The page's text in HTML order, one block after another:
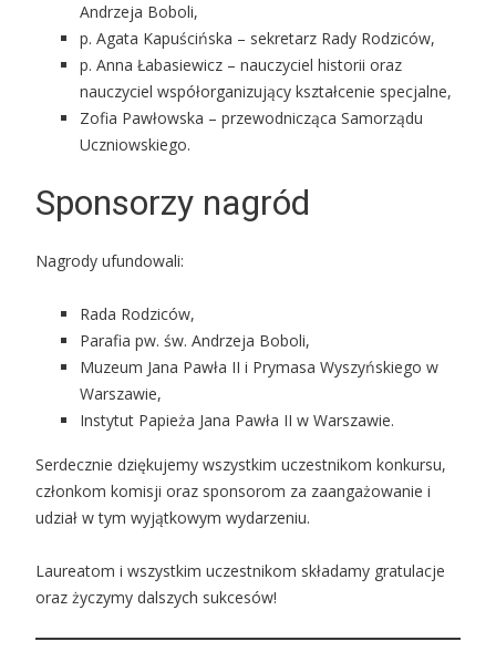
Andrzeja Boboli,
p. Agata Kapuścińska – sekretarz Rady Rodziców,
p. Anna Łabasiewicz – nauczyciel historii oraz
nauczyciel współorganizujący kształcenie specjalne,
Zofia Pawłowska – przewodnicząca Samorządu
Uczniowskiego.
Sponsorzy nagród
Nagrody ufundowali:
Rada Rodziców,
Parafia pw. św. Andrzeja Boboli,
Muzeum Jana Pawła II i Prymasa Wyszyńskiego w
Warszawie,
Instytut Papieża Jana Pawła II w Warszawie.
Serdecznie dziękujemy wszystkim uczestnikom konkursu,
członkom komisji oraz sponsorom za zaangażowanie i
udział w tym wyjątkowym wydarzeniu.
Laureatom i wszystkim uczestnikom składamy gratulacje
oraz życzymy dalszych sukcesów!